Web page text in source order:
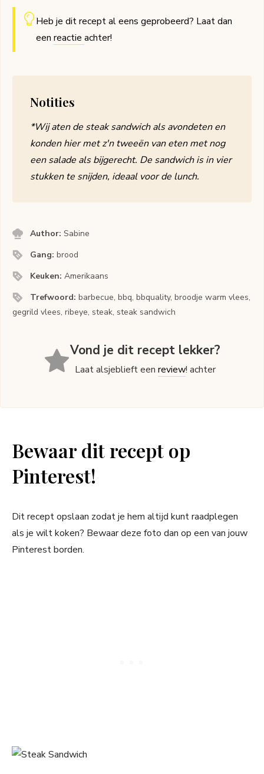
Heb je dit recept al eens geprobeerd? Laat dan
een reactie achter!
Notities
*Wij aten de steak sandwich als avondeten en
konden hier met z'n tweeën van eten met nog
een salade als bijgerecht. De sandwich is in vier
stukken te snijden, ideaal voor de lunch.
Author:Sabine
Gang:brood
Keuken:Amerikaans
Trefwoord:barbecue, bbq, bbquality, broodje warm vlees,
gegrild vlees, ribeye, steak, steak sandwich
Vond je dit recept lekker?
Laat alsjeblieft eenreview! achter
Bewaar dit recept op
Pinterest!
Dit recept opslaan zodat je hem altijd kunt raadplegen
als je wilt koken? Bewaar deze foto dan op een van jouw
Pinterest borden.